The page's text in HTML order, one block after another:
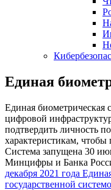
Единая
Единая
цифровой
подтвердить личность
характеристикам,
Система запущена 30
Минцифры и Банка
декабря 2021 года
государственной